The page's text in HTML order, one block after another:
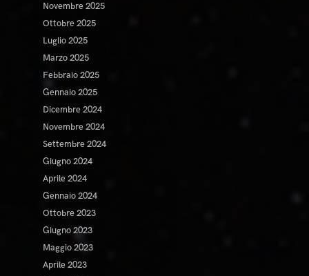
Novembre 2025
Ottobre 2025
Luglio 2025
Marzo 2025
Febbraio 2025
Gennaio 2025
Dicembre 2024
Novembre 2024
Settembre 2024
Giugno 2024
Aprile 2024
Gennaio 2024
Ottobre 2023
Giugno 2023
Maggio 2023
Aprile 2023